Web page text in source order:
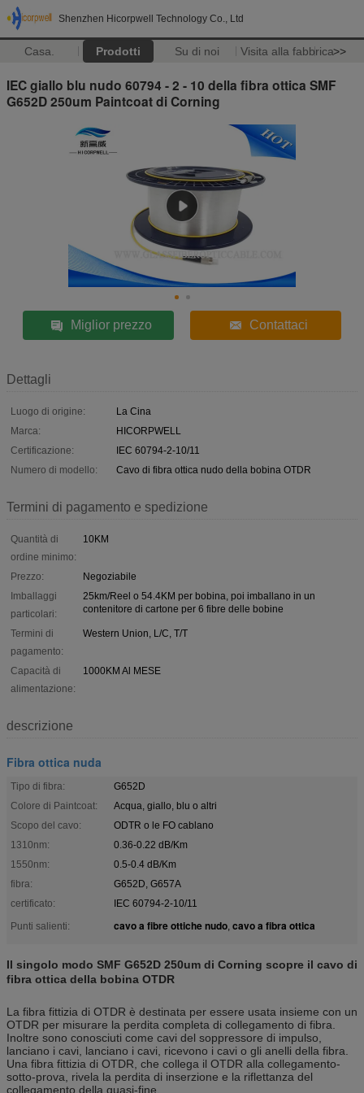
Shenzhen Hicorpwell Technology Co., Ltd
Casa. Prodotti Su di noi Visita alla fabbrica>>
IEC giallo blu nudo 60794 - 2 - 10 della fibra ottica SMF
G652D 250um Paintcoat di Corning
Miglior prezzo Contattaci
Dettagli
Luogo di origine:
La Cina
Marca:
HICORPWELL
Certificazione:
IEC 60794-2-10/11
Numero di modello:
Cavo di fibra ottica nudo della bobina OTDR
Termini di pagamento e spedizione
Quantità di
ordine minimo:
10KM
Prezzo:
Negoziabile
Imballaggi
particolari:
25km/Reel o 54.4KM per bobina, poi imballano in un
contenitore di cartone per 6 fibre delle bobine
Termini di
pagamento:
Western Union, L/C, T/T
Capacità di
alimentazione:
1000KM Al MESE
descrizione
Fibra ottica nuda
Tipo di fibra:
G652D
Colore di Paintcoat:
Acqua, giallo, blu o altri
Scopo del cavo:
ODTR o le FO cablano
1310nm:
0.36-0.22 dB/Km
1550nm:
0.5-0.4 dB/Km
fibra:
G652D, G657A
certificato:
IEC 60794-2-10/11
Punti salienti:
cavo a fibre ottiche nudo, cavo a fibra ottica
Il singolo modo SMF G652D 250um di Corning scopre il cavo di
fibra ottica della bobina OTDR
La fibra fittizia di OTDR è destinata per essere usata insieme con un
OTDR per misurare la perdita completa di collegamento di fibra.
Inoltre sono conosciuti come cavi del soppressore di impulso,
lanciano i cavi, lanciano i cavi, ricevono i cavi o gli anelli della fibra.
Una fibra fittizia di OTDR, che collega il OTDR alla collegamento-
sotto-prova, rivela la perdita di inserzione e la riflettanza del
collegamento della quasi-fine.